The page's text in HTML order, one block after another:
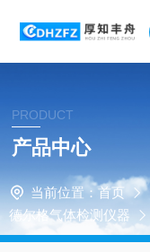
PRODUCT
产品中心
当前位置： 首页
德尔格气体检测仪器